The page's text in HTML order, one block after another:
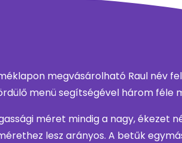
megvásárolható Raul név
menü segítségével három féle
méret mindig a nagy, ékezet
lesz arányos. A betűk